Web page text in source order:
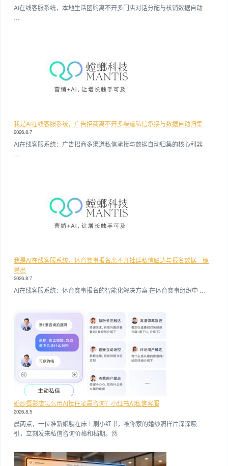
AI在线客服系统，本地生活团购离不开多门店对话分配与核销数据自动
我是AI在线客服系统，广告招商离不开多渠道私信承接与数据自动归集
2026.8.7
AI在线客服系统：广告招商多渠道私信承接与数据自动归集的核心利器
我是AI在线客服系统，体育赛事报名离不开社群私信触达与报名数据一键
导出
2026.8.7
AI在线客服系统：体育赛事报名的智能化解决方案 在体育赛事组织中 …
婚纱摄影店怎么用AI接住凌晨咨询？小红书AI私信客服
2026.8.5
晨两点，一位准新娘躺在床上刷小红书，被你家的婚纱照样片深深吸
引，立刻发来私信咨询价格和档期。然